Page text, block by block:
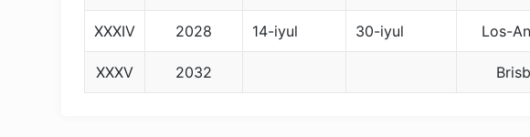
XXXIV 2028 14-iyul 30-iyul Los-
XXXV 2032